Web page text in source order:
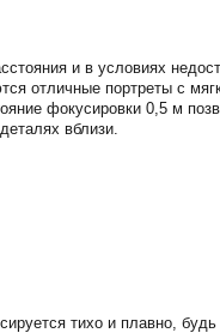
и в условиях
отличные портреты с
фокусировки 0,5 м
вблизи.
тихо и плавно,